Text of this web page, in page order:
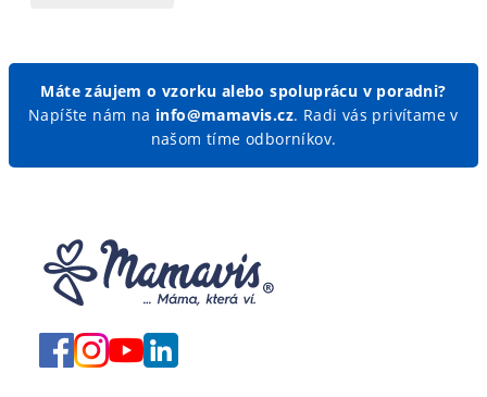
Máte záujem o vzorku alebo spoluprácu v poradni?
Napíšte nám na info@mamavis.cz. Radi vás privítame v
našom tíme odborníkov.